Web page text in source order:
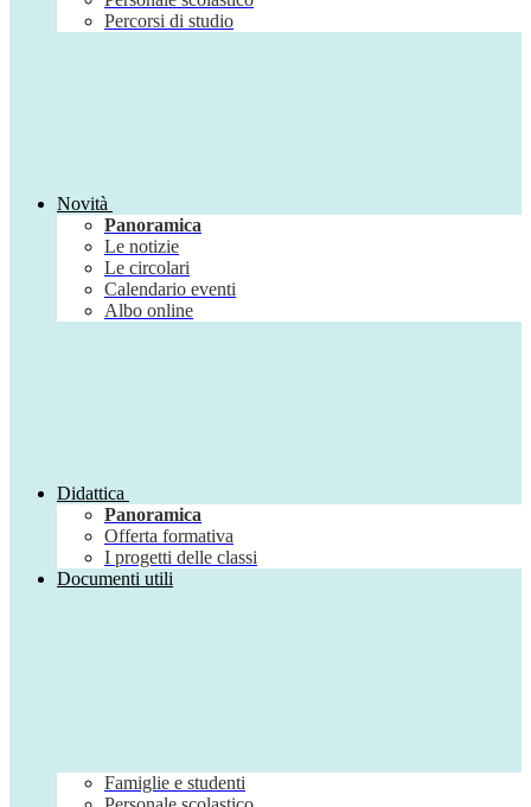
Percorsi di studio
Novità
Panoramica
Le notizie
Le circolari
Calendario eventi
Albo online
Didattica
Panoramica
Offerta formativa
I progetti delle classi
Documenti utili
Famiglie e studenti